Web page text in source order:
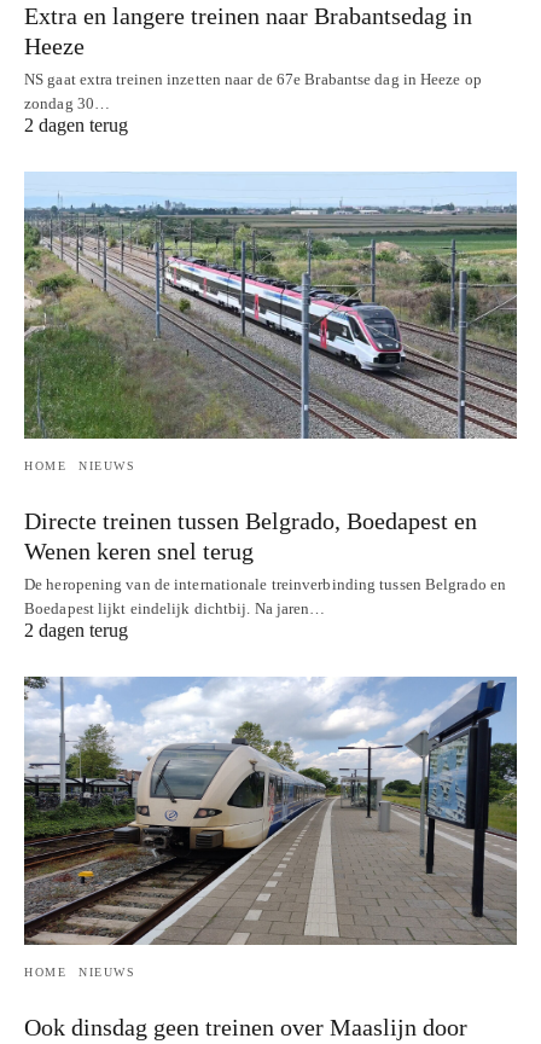
Extra en langere treinen naar Brabantsedag in
Heeze
NS gaat extra treinen inzetten naar de 67e Brabantse dag in Heeze op
zondag 30…
2 dagen terug
HOME NIEUWS
Directe treinen tussen Belgrado, Boedapest en
Wenen keren snel terug
De heropening van de internationale treinverbinding tussen Belgrado en
Boedapest lijkt eindelijk dichtbij. Na jaren…
2 dagen terug
HOME NIEUWS
Ook dinsdag geen treinen over Maaslijn door